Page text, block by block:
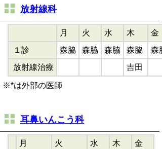
放射線科
月 火 水 木
金
１診
森脇 森脇 森脇 森脇
森
放射線治療
吉田
※*は外部の医師
耳鼻いんこう科
月 火 水 木
金